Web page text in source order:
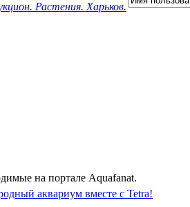
Растения. Харьков.
на портале Aquafanat.
аквариум вместе с Tetra!